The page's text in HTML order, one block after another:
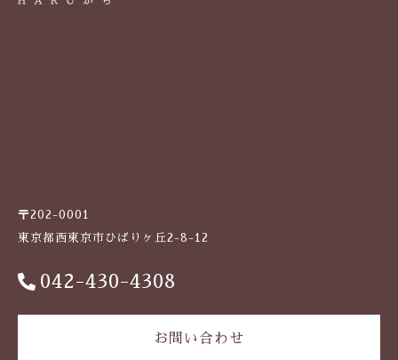
〒202-0001
東京都西東京市ひばりヶ丘2-8-12
042-430-4308
お問い合わせ